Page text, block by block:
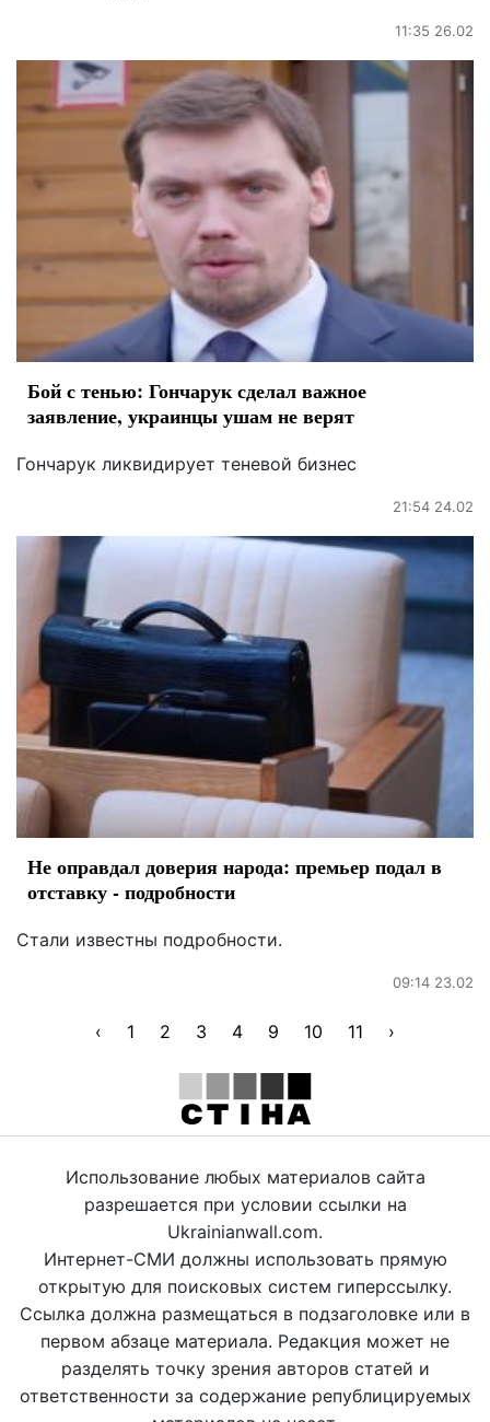
11:35 26.02
Бой с тенью: Гончарук сделал важное
заявление, украинцы ушам не верят
Гончарук ликвидирует теневой бизнес
21:54 24.02
Не оправдал доверия народа: премьер подал в
отставку - подробности
Стали известны подробности.
09:14 23.02
‹ 1 2 3 4 9 10 11 ›
Использование любых материалов сайта
разрешается при условии ссылки на
Ukrainianwall.com.
Интернет-СМИ должны использовать прямую
открытую для поисковых систем гиперссылку.
Ссылка должна размещаться в подзаголовке или в
первом абзаце материала. Редакция может не
разделять точку зрения авторов статей и
ответственности за содержание републицируемых